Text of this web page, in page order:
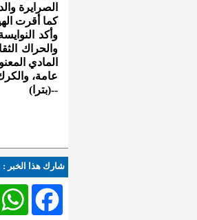
الصرايرة
كما أقرت
وأكد
والحراك
المادي
عامة،
--(بترا)
شارك هذا الخبر :
Facebook